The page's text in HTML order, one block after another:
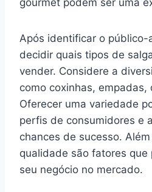
Após identificar o público-
decidir quais tipos de
vender. Considere a
como coxinhas, empadas,
Oferecer uma variedade
perfis de consumidores e
chances de sucesso.
qualidade são fatores
seu negócio no mercado.